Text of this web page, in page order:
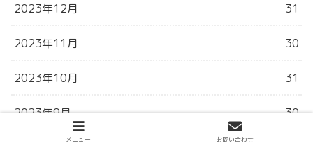
2023年12月 31
2023年11月 30
2023年10月 31
2023年9月 30
メニュー お問い合わせ